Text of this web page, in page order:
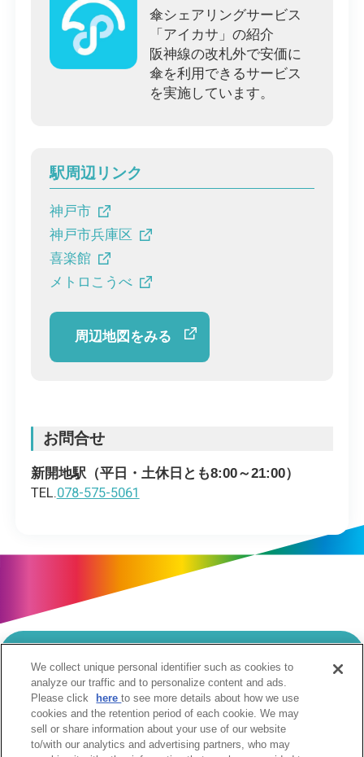
傘シェアリングサービス
「アイカサ」の紹介
阪神線の改札外で安価に
傘を利用できるサービス
を実施しています。
駅周辺リンク
神戸市
神戸市兵庫区
喜楽館
メトロこうべ
周辺地図をみる
お問合せ
新開地駅（平日・土休日とも8:00～21:00）
TEL.078-575-5061
当サイトのご利用にあたって
個人情報の取扱いについて
Cookie設定について
ソーシャルメディア利用規約
ウェブアクセシビリティへの取組み
関係会社
We collect unique personal identifier such as cookies to
analyze our traffic and to personalize content and ads.
Please click
hereto see more details about how we use
cookies and the retention period of each cookie. We may
sell or share information about your use of our website
to/with our analytics and advertising partners, who may